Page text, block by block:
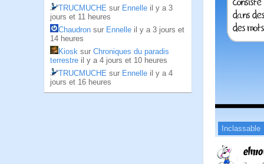
TRUCMUCHE sur Ennelle il y a 3
jours et 11 heures
Chaudron sur Ennelle il y a 3 jours et
14 heures
Kiosk sur Chroniques du paradis
terrestre il y a 4 jours et 10 heures
TRUCMUCHE sur Ennelle il y a 4
jours et 16 heures
Inclassable